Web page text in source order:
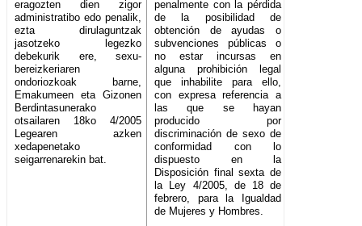
eragozten dien zigor
administratibo edo penalik,
ezta dirulaguntzak
jasotzeko legezko
debekurik ere, sexu-
bereizkeriaren
ondoriozkoak barne,
Emakumeen eta Gizonen
Berdintasunerako
otsailaren 18ko 4/2005
Legearen azken
xedapenetako
seigarrenarekin bat.
penalmente con la pérdida
de la posibilidad de
obtención de ayudas o
subvenciones públicas o
no estar incursas en
alguna prohibición legal
que inhabilite para ello,
con expresa referencia a
las que se hayan
producido por
discriminación de sexo de
conformidad con lo
dispuesto en la
Disposición final sexta de
la Ley 4/2005, de 18 de
febrero, para la Igualdad
de Mujeres y Hombres.